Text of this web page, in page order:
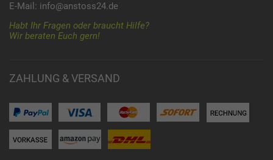
E-Mail: info@anstoss24.de
Habt Ihr Fragen oder braucht Hilfe?
Wir beraten Euch gern!
ZAHLUNG & VERSAND